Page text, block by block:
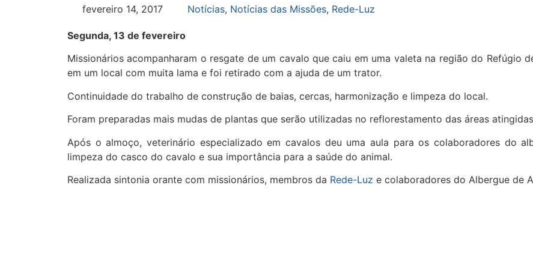
fevereiro 14, 2017 Notícias, Notícias das Missões, Rede-Luz
Segunda, 13 de fevereiro
Missionários acompanharam o resgate de um cavalo que caiu em uma valeta na região do Refúgio
em um local com muita lama e foi retirado com a ajuda de um trator.
Continuidade do trabalho de construção de baias, cercas, harmonização e limpeza do local.
Foram preparadas mais mudas de plantas que serão utilizadas no reflorestamento das áreas
Após o almoço, veterinário especializado em cavalos deu uma aula para os colaboradores do
limpeza do casco do cavalo e sua importância para a saúde do animal.
Realizada sintonia orante com missionários, membros da Rede-Luz e colaboradores do Albergue de